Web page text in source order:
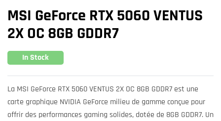
MSI GeForce RTX 5060 VENTUS
2X OC 8GB GDDR7
In Stock
La MSI GeForce RTX 5060 VENTUS 2X OC 8GB GDDR7 est une
carte graphique NVIDIA GeForce milieu de gamme conçue pour
offrir des performances gaming solides, dotée de 8GB GDDR7. Un